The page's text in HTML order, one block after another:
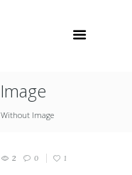
Without Image
2 0 1